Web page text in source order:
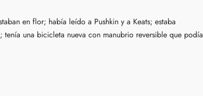
en flor; había leído a Pushkin y a Keats; estaba
una bicicleta nueva con manubrio reversible que podía